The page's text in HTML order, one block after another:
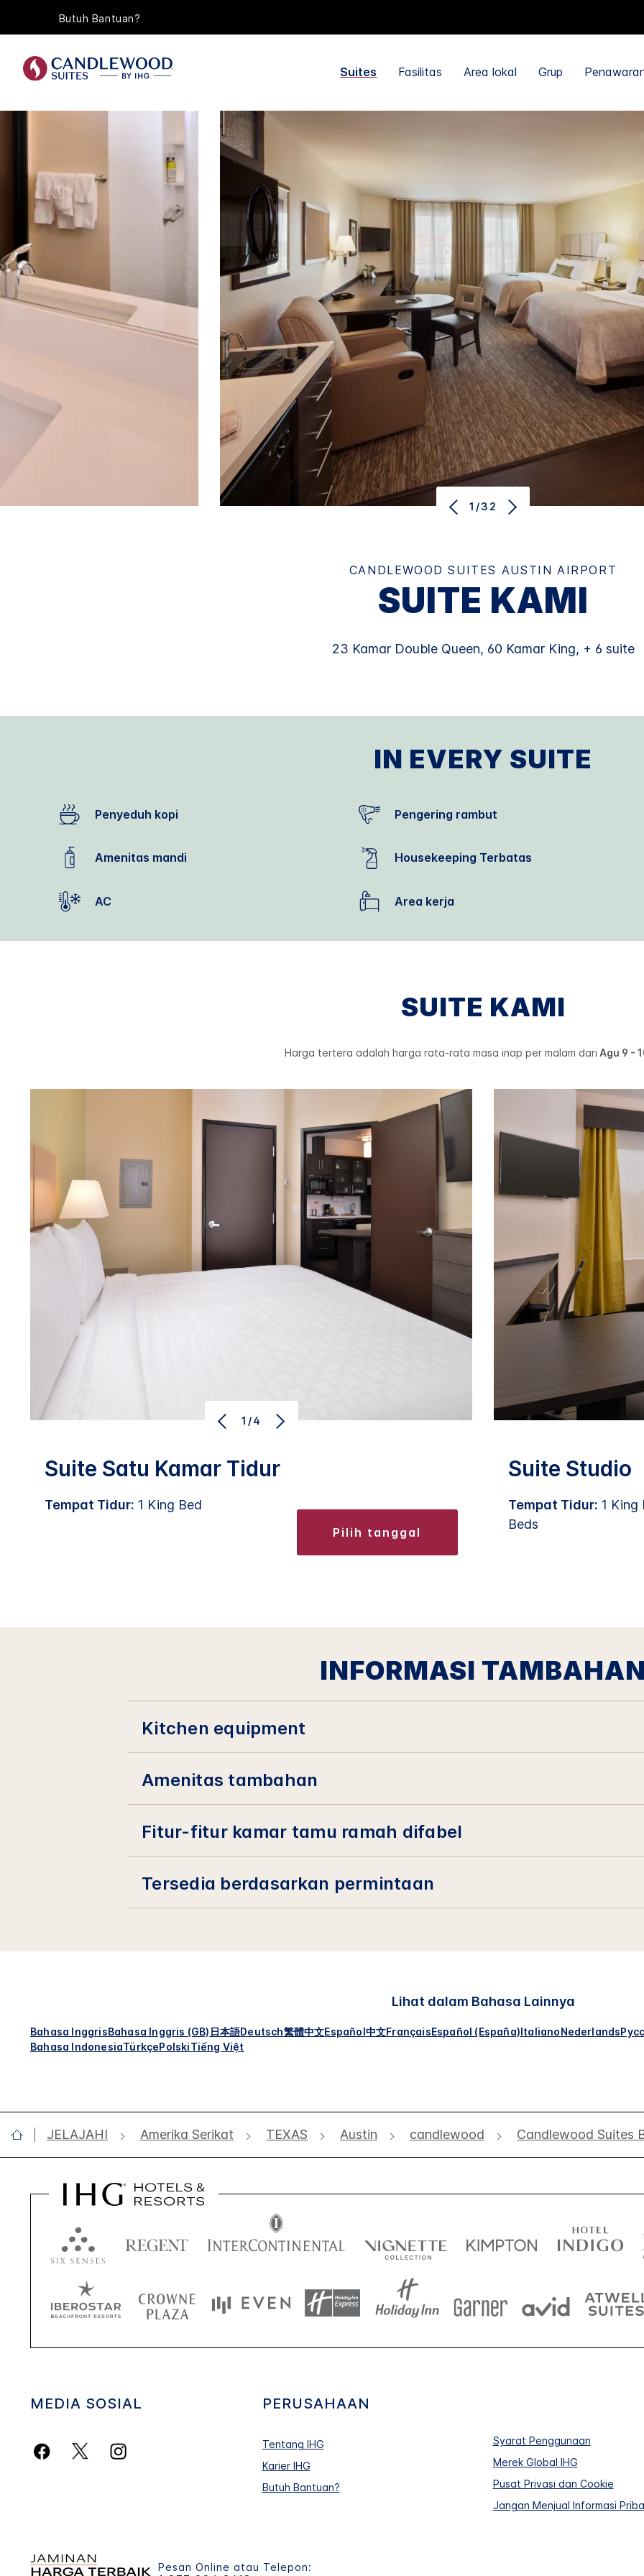
Butuh Bantuan?
Suites Fasilitas Area lokal Grup
1/32
CANDLEWOOD SUITES AUSTIN AIRPORT
SUITE KAMI
23 Kamar Double Queen, 60 Kamar King, + 6 suite
IN EVERY SUITE
Penyeduh kopi Pengering rambut
Amenitas mandi Housekeeping Terbatas
AC Area kerja
SUITE KAMI
Harga tertera adalah harga rata-rata masa inap per malam dari Agu 9 -
1/4
Suite Satu Kamar Tidur
Tempat Tidur: 1 King Bed
pilih tanggal
Suite Studio
Tempat Tidur: 1 King
Beds
INFORMASI
Kitchen equipment
Amenitas tambahan
Fitur-fitur kamar tamu ramah difabel
Tersedia berdasarkan permintaan
Lihat dalam Bahasa Lainnya
Bahasa InggrisBahasa Inggris (GB) 日本語Deutsch繁體中文Español中文FrançaisEspañol (España)ItalianoNederlands
Bahasa IndonesiaTürkçePolskiTiếng Việt
JELAJAHI Amerika Serikat TEXAS Austin candlewood Candlewood Suites
MEDIA SOSIAL PERUSAHAAN
Tentang IHG
Karier IHG
Butuh Bantuan?
Syarat Penggunaan
Merek Global IHG
Pusat Privasi dan Cookie
Jangan Menjual Informasi
Pesan Online atau Telepon: